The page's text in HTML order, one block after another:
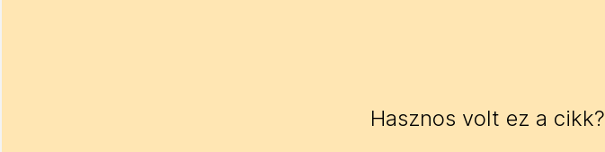
Hasznos volt ez a cikk?